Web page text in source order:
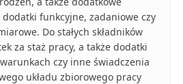
funkcyjne, zadaniowe czy
Do stałych składników
za staż pracy, a także dodatki
czy inne świadczenia
układu zbiorowego pracy